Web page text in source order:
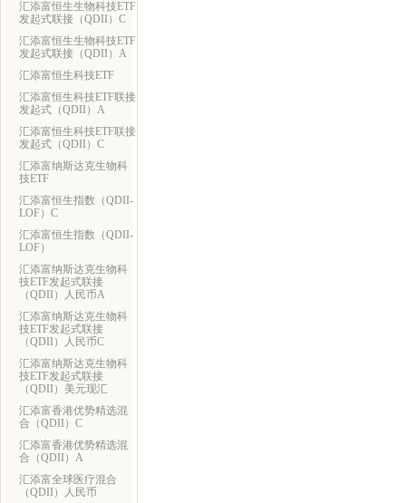
汇添富恒生生物科技ETF
发起式联接（QDII）C
汇添富恒生生物科技ETF
发起式联接（QDII）A
汇添富恒生科技ETF
汇添富恒生科技ETF联接
发起式（QDII）A
汇添富恒生科技ETF联接
发起式（QDII）C
汇添富纳斯达克生物科
技ETF
汇添富恒生指数（QDII-
LOF）C
汇添富恒生指数（QDII-
LOF）
汇添富纳斯达克生物科
技ETF发起式联接
（QDII）人民币A
汇添富纳斯达克生物科
技ETF发起式联接
（QDII）人民币C
汇添富纳斯达克生物科
技ETF发起式联接
（QDII）美元现汇
汇添富香港优势精选混
合（QDII）C
汇添富香港优势精选混
合（QDII）A
汇添富全球医疗混合
（QDII）人民币